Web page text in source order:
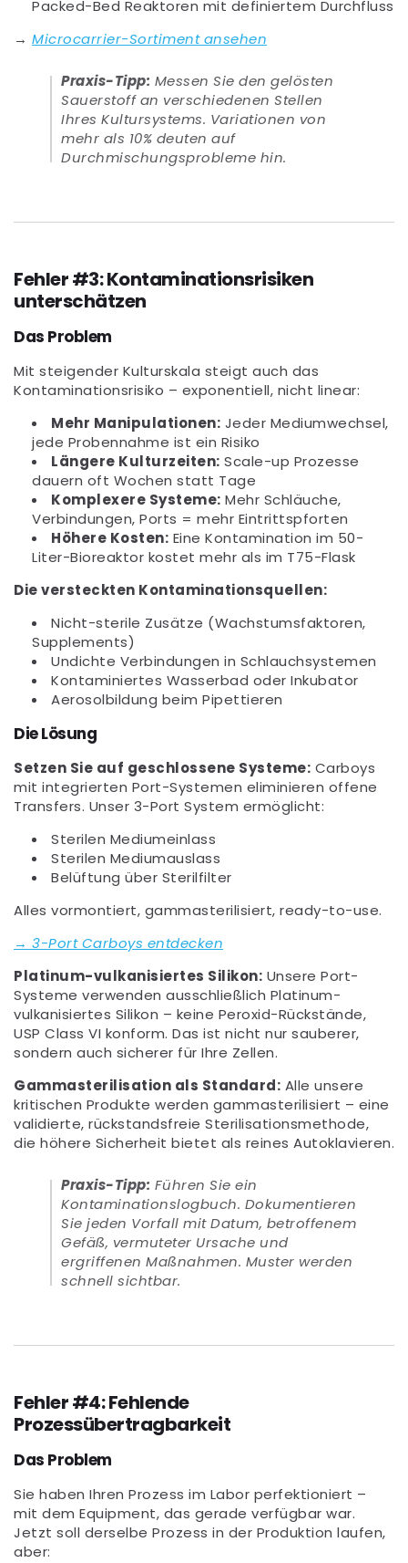
Packed-Bed Reaktoren mit definiertem Durchfluss
→ Microcarrier-Sortiment ansehen
Praxis-Tipp: Messen Sie den gelösten
Sauerstoff an verschiedenen Stellen
Ihres Kultursystems. Variationen von
mehr als 10% deuten auf
Durchmischungsprobleme hin.
Fehler #3: Kontaminationsrisiken
unterschätzen
Das Problem
Mit steigender Kulturskala steigt auch das
Kontaminationsrisiko – exponentiell, nicht linear:
Mehr Manipulationen: Jeder Mediumwechsel,
jede Probennahme ist ein Risiko
Längere Kulturzeiten: Scale-up Prozesse
dauern oft Wochen statt Tage
Komplexere Systeme: Mehr Schläuche,
Verbindungen, Ports = mehr Eintrittspforten
Höhere Kosten: Eine Kontamination im 50-
Liter-Bioreaktor kostet mehr als im T75-Flask
Die versteckten Kontaminationsquellen:
Nicht-sterile Zusätze (Wachstumsfaktoren,
Supplements)
Undichte Verbindungen in Schlauchsystemen
Kontaminiertes Wasserbad oder Inkubator
Aerosolbildung beim Pipettieren
Die Lösung
Setzen Sie auf geschlossene Systeme: Carboys
mit integrierten Port-Systemen eliminieren offene
Transfers. Unser 3-Port System ermöglicht:
Sterilen Mediumeinlass
Sterilen Mediumauslass
Belüftung über Sterilfilter
Alles vormontiert, gammasterilisiert, ready-to-use.
→ 3-Port Carboys entdecken
Platinum-vulkanisiertes Silikon: Unsere Port-
Systeme verwenden ausschließlich Platinum-
vulkanisiertes Silikon – keine Peroxid-Rückstände,
USP Class VI konform. Das ist nicht nur sauberer,
sondern auch sicherer für Ihre Zellen.
Gammasterilisation als Standard: Alle unsere
kritischen Produkte werden gammasterilisiert – eine
validierte, rückstandsfreie Sterilisationsmethode,
die höhere Sicherheit bietet als reines Autoklavieren.
Praxis-Tipp: Führen Sie ein
Kontaminationslogbuch. Dokumentieren
Sie jeden Vorfall mit Datum, betroffenem
Gefäß, vermuteter Ursache und
ergriffenen Maßnahmen. Muster werden
schnell sichtbar.
Fehler #4: Fehlende
Prozessübertragbarkeit
Das Problem
Sie haben Ihren Prozess im Labor perfektioniert –
mit dem Equipment, das gerade verfügbar war.
Jetzt soll derselbe Prozess in der Produktion laufen,
aber: